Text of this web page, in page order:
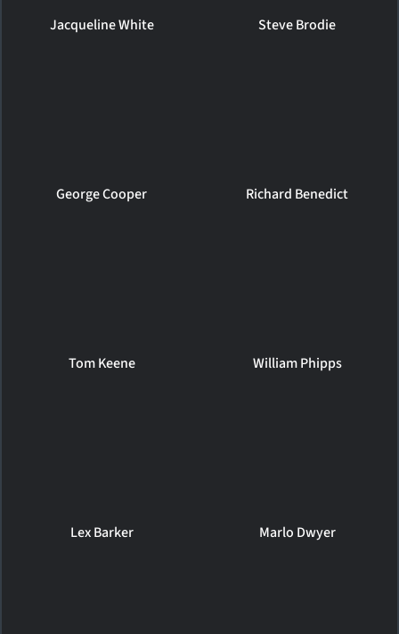
Jacqueline White Steve Brodie
George Cooper Richard Benedict
Tom Keene William Phipps
Lex Barker Marlo Dwyer